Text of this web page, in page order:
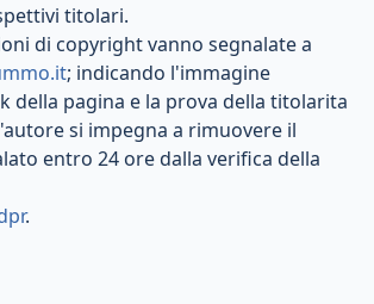
titolari.
di copyright vanno segnalate a
; indicando l'immagine
della pagina e la prova della titolarita
si impegna a rimuovere il
entro 24 ore dalla verifica della
.